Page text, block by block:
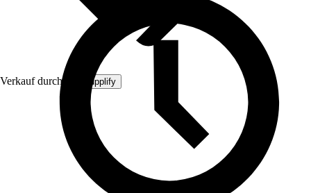
Verkauf durch: MySupplify